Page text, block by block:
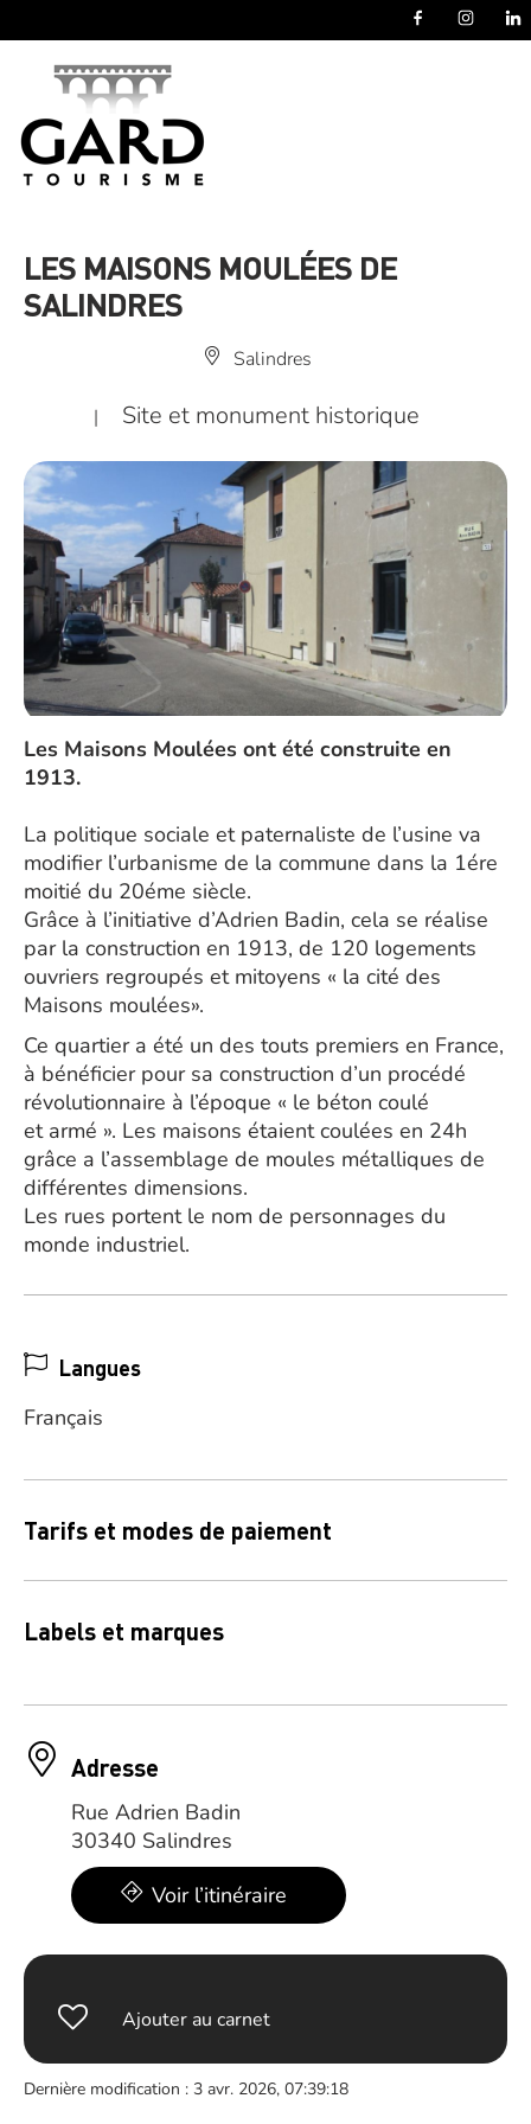
LES MAISONS MOULÉES DE
SALINDRES
Salindres
| Site et monument historique
Les Maisons Moulées ont été construite en
1913.
La politique sociale et paternaliste de l’usine va
modifier l’urbanisme de la commune dans la 1ére
moitié du 20éme siècle.
Grâce à l’initiative d’Adrien Badin, cela se réalise
par la construction en 1913, de 120 logements
ouvriers regroupés et mitoyens « la cité des
Maisons moulées».
Ce quartier a été un des touts premiers en France,
à bénéficier pour sa construction d’un procédé
révolutionnaire à l’époque « le béton coulé
et armé ». Les maisons étaient coulées en 24h
grâce a l’assemblage de moules métalliques de
différentes dimensions.
Les rues portent le nom de personnages du
monde industriel.
Langues
Français
Tarifs et modes de paiement
Labels et marques
Adresse
Rue Adrien Badin
30340 Salindres
Voir l’itinéraire
Ajouter au carnet
Dernière modification : 3 avr. 2026, 07:39:18